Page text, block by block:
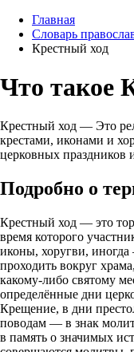
Главная
Словарь
Крестный ход
Что такое
Крестный ход — Это
крестами, иконами и
церковных праздников
Подробно о
Крестный ход — это
время которого
иконы, хоругви,
проходить вокруг
какому‑либо святому
определённые дни
Крещение, в дни
поводам — в знак
в память о значимых